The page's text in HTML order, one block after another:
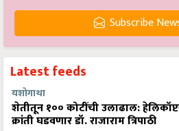
Subscribe
Latest feeds
यशोगाथा
शेतीतून १०० कोटींची उलाढाल:
क्रांती घडवणार डॉ. राजाराम त्रिपाठी